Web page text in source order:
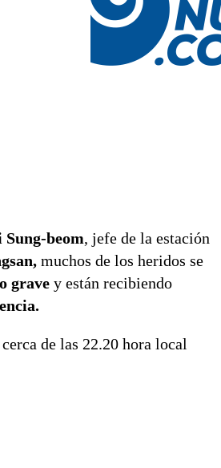
Sung-beom, jefe de la estación
muchos de los heridos se
grave y están recibiendo
de las 22.20 hora local